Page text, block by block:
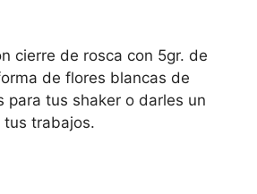
cierre de rosca con 5gr. de
de flores blancas de
para tus shaker o darles un
trabajos.